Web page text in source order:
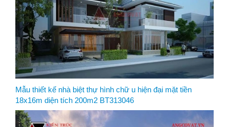
Mẫu thiết kế nhà biệt thự hình chữ u hiện đại mặt tiền
18x16m diện tích 200m2 BT313046